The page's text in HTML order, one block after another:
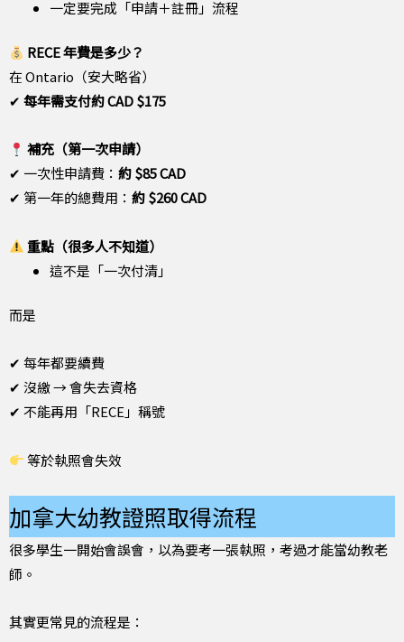
一定要完成「申請＋註冊」流程
RECE 年費是多少？
在 Ontario（安大略省）
✔ 每年需支付約CAD$175
補充（第一次申請）
✔ 一次性申請費： 約 $85 CAD
✔ 第一年的總費用： 約$260 CAD
重點（很多人不知道）
這不是「一次付清」
而是
✔ 每年都要續費
✔ 沒繳 → 會失去資格
✔ 不能再用「RECE」稱號
等於執照會失效
加拿大幼教證照取得流程
很多學生一開始會誤會，以為要考一張執照，考過才能當幼教老
師。
其實更常見的流程是：